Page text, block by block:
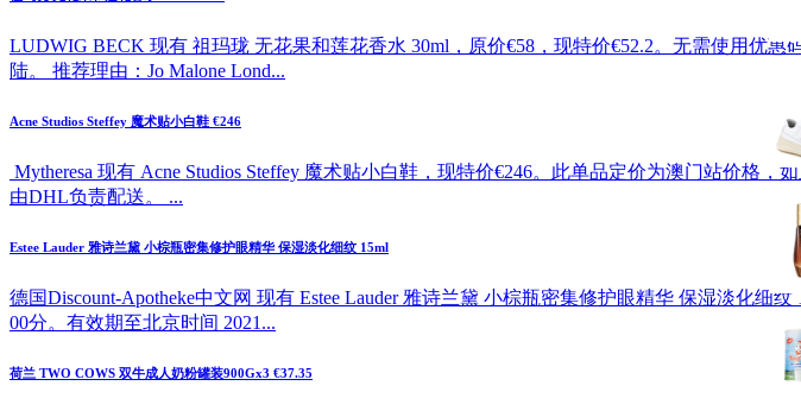
LUDWIG BECK 现有 祖玛珑 无花果和莲花香水 30ml，原价€58，现特价€52.2。无需使用优
陆。 推荐理由：Jo Malone Lond...
Acne Studios Steffey 魔术贴小白鞋 €246
Mytheresa 现有 Acne Studios Steffey 魔术贴小白鞋，现特价€246。此单品定价为澳门站价格
由DHL负责配送。 ...
Estee Lauder 雅诗兰黛 小棕瓶密集修护眼精华 保湿淡化细纹 15ml
德国Discount-Apotheke中文网 现有 Estee Lauder 雅诗兰黛 小棕瓶密集修护眼精华 保湿淡化细
00分。有效期至北京时间 2021...
荷兰 TWO COWS 双牛成人奶粉罐装900Gx3 €37.35